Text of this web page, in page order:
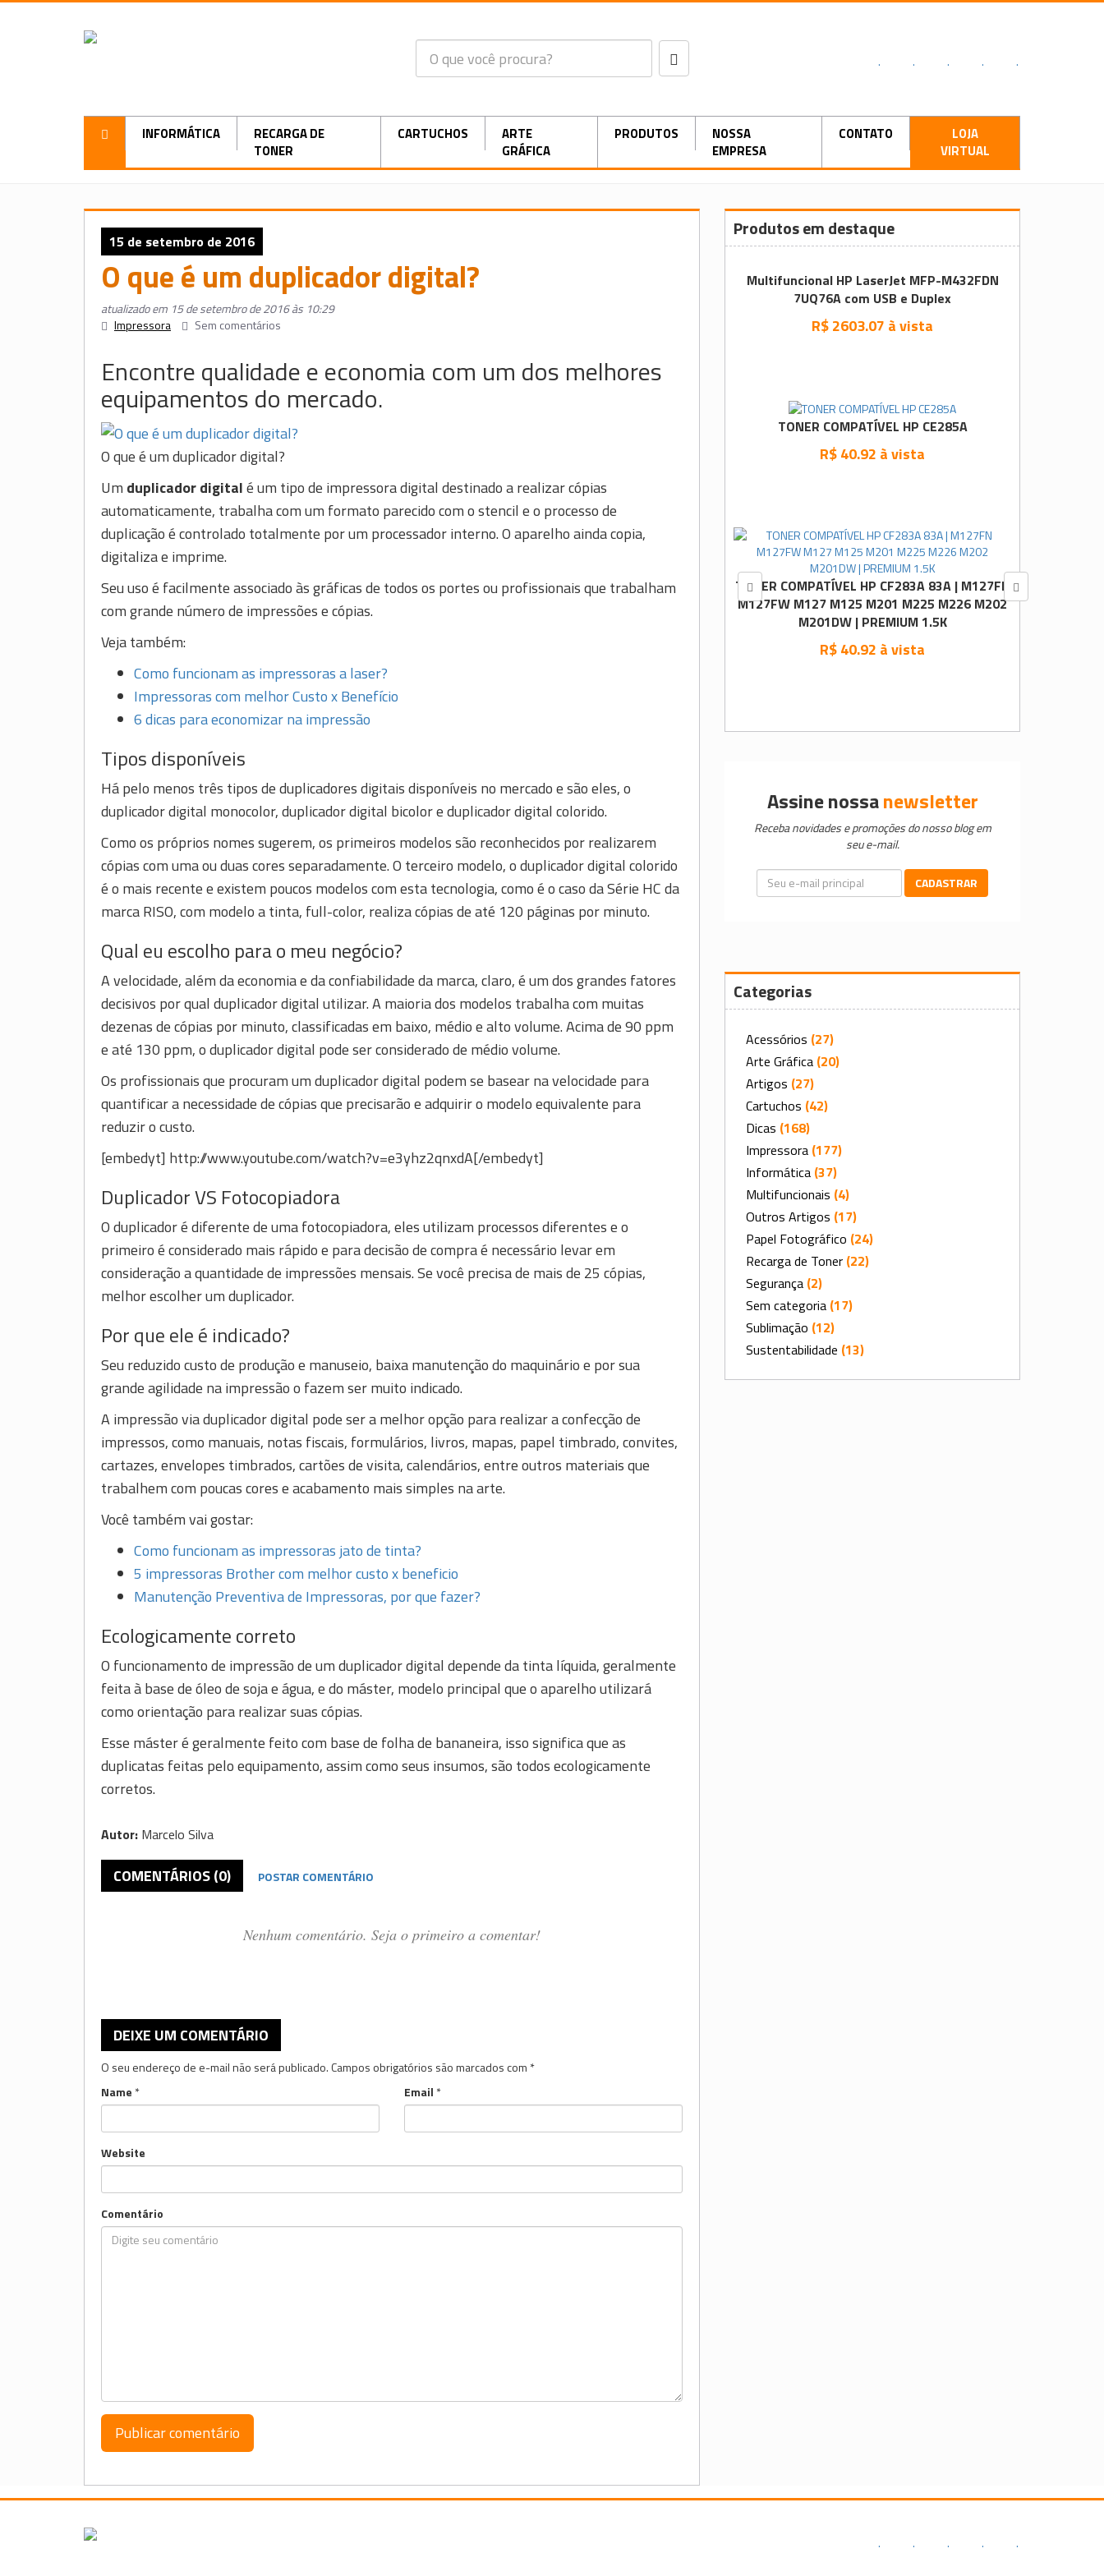
. . . . .
INFORMÁTICA
RECARGA DE
TONER
CARTUCHOS
ARTE
GRÁFICA
PRODUTOS
NOSSA
EMPRESA
CONTATO
LOJA
VIRTUAL
15 de setembro de 2016
O que é um duplicador digital?
atualizado em 15 de setembro de 2016 às 10:29
Impressora
Sem comentários
Encontre qualidade e economia com um dos melhores
equipamentos do mercado.
O que é um duplicador digital?
Um duplicador digitalé um tipo de impressora digital destinado a realizar cópias
automaticamente, trabalha com um formato parecido com o stencil e o processo de
duplicação é controlado totalmente por um processador interno. O aparelho ainda copia,
digitaliza e imprime.
Seu uso é facilmente associado às gráficas de todos os portes ou profissionais que trabalham
com grande número de impressões e cópias.
Veja também:
Como funcionam as impressoras a laser?
Impressoras com melhor Custo x Benefício
6 dicas para economizar na impressão
Tipos disponíveis
Há pelo menos três tipos de duplicadores digitais disponíveis no mercado e são eles, o
duplicador digital monocolor, duplicador digital bicolor e duplicador digital colorido.
Como os próprios nomes sugerem, os primeiros modelos são reconhecidos por realizarem
cópias com uma ou duas cores separadamente. O terceiro modelo, o duplicador digital colorido
é o mais recente e existem poucos modelos com esta tecnologia, como é o caso da Série HC da
marca RISO, com modelo a tinta, full-color, realiza cópias de até 120 páginas por minuto.
Qual eu escolho para o meu negócio?
A velocidade, além da economia e da confiabilidade da marca, claro, é um dos grandes fatores
decisivos por qual duplicador digital utilizar. A maioria dos modelos trabalha com muitas
dezenas de cópias por minuto, classificadas em baixo, médio e alto volume. Acima de 90 ppm
e até 130 ppm, o duplicador digital pode ser considerado de médio volume.
Os profissionais que procuram um duplicador digital podem se basear na velocidade para
quantificar a necessidade de cópias que precisarão e adquirir o modelo equivalente para
reduzir o custo.
[embedyt] http://www.youtube.com/watch?v=e3yhz2qnxdA[/embedyt]
Duplicador VS Fotocopiadora
O duplicador é diferente de uma fotocopiadora, eles utilizam processos diferentes e o
primeiro é considerado mais rápido e para decisão de compra é necessário levar em
consideração a quantidade de impressões mensais. Se você precisa de mais de 25 cópias,
melhor escolher um duplicador.
Por que ele é indicado?
Seu reduzido custo de produção e manuseio, baixa manutenção do maquinário e por sua
grande agilidade na impressão o fazem ser muito indicado.
A impressão via duplicador digital pode ser a melhor opção para realizar a confecção de
impressos, como manuais, notas fiscais, formulários, livros, mapas, papel timbrado, convites,
cartazes, envelopes timbrados, cartões de visita, calendários, entre outros materiais que
trabalhem com poucas cores e acabamento mais simples na arte.
Você também vai gostar:
Como funcionam as impressoras jato de tinta?
5 impressoras Brother com melhor custo x beneficio
Manutenção Preventiva de Impressoras, por que fazer?
Ecologicamente correto
O funcionamento de impressão de um duplicador digital depende da tinta líquida, geralmente
feita à base de óleo de soja e água, e do máster, modelo principal que o aparelho utilizará
como orientação para realizar suas cópias.
Esse máster é geralmente feito com base de folha de bananeira, isso significa que as
duplicatas feitas pelo equipamento, assim como seus insumos, são todos ecologicamente
corretos.
Autor: Marcelo Silva
COMENTÁRIOS (0) POSTAR COMENTÁRIO
Nenhum comentário. Seja o primeiro a comentar!
DEIXE UM COMENTÁRIO
O seu endereço de e-mail não será publicado. Campos obrigatórios são marcados com *
Name * Email *
Website
Comentário
Produtos em destaque
Multifuncional HP LaserJet MFP-M432FDN
7UQ76A com USB e Duplex
R$ 2603.07 à vista
TONER COMPATÍVEL HP CE285A
R$ 40.92 à vista
TONER COMPATÍVEL HP CF283A 83A | M127FN
M127FW M127 M125 M201 M225 M226 M202
M201DW | PREMIUM 1.5K
R$ 40.92 à vista
Assine nossanewsletter
Receba novidades e promoções do nosso blog em
seu e-mail.
CADASTRAR
Categorias
Acessórios (27)
Arte Gráfica (20)
Artigos (27)
Cartuchos (42)
Dicas (168)
Impressora (177)
Informática (37)
Multifuncionais (4)
Outros Artigos (17)
Papel Fotográfico (24)
Recarga de Toner (22)
Segurança (2)
Sem categoria (17)
Sublimação (12)
Sustentabilidade (13)
. . . . .